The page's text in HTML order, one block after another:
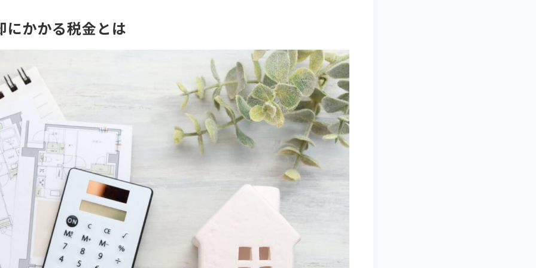
にかかる税金とは